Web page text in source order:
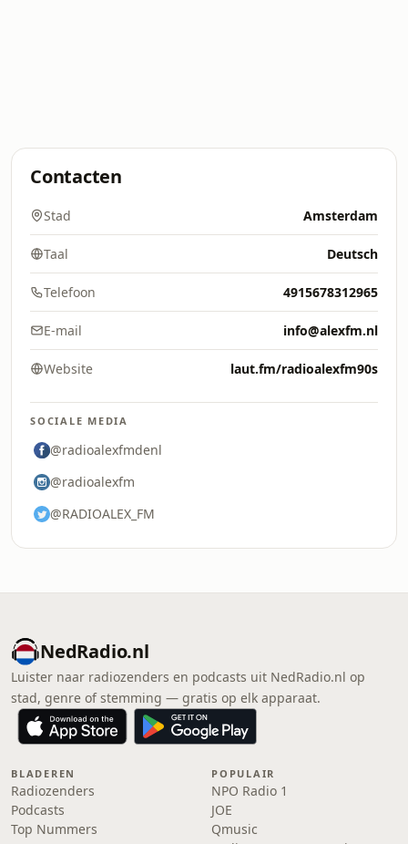
Contacten
Stad Amsterdam
Taal Deutsch
Telefoon 4915678312965
E-mail info@alexfm.nl
Website laut.fm/radioalexfm90s
SOCIALE MEDIA
@radioalexfmdenl
@radioalexfm
@RADIOALEX_FM
NedRadio.nl
Luister naar radiozenders en podcasts uit NedRadio.nl op
stad, genre of stemming — gratis op elk apparaat.
BLADEREN
Radiozenders
Podcasts
Top Nummers
POPULAIR
NPO Radio 1
JOE
Qmusic